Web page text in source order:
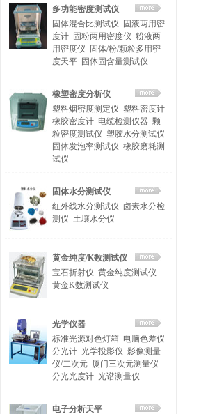
多功能密度测试仪
固体混合比测试仪
固液两用密
度计 固粉两用密度仪 粉液两
用密度仪
固体/粉/颗粒多用密
度天平 固体固含量测试仪
橡塑密度分析仪
塑料烟密度测定仪 塑料密度计
橡胶密度计 电缆检测仪器 颗
粒密度测试仪 塑胶水分测试仪
固体发泡率测试仪 橡胶磨耗测
试仪
固体水分测试仪
红外线水分测试仪 卤素水分检
测仪 土壤水分仪
黄金纯度/K数测试仪
宝石折射仪 黄金纯度测试仪
黄金K数测试仪
光学仪器
标准光源对色灯箱 电脑色差仪
分光计 光学投影仪 影像测量
仪/二次元 厦门三次元测量仪
分光光度计 光谱测量仪
电子分析天平